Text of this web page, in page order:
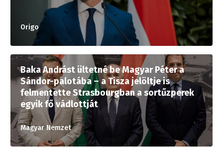
Origo
Baka Andrást ültetné be Magyar Péter a
Sándor-palotába – a Tisza jelöltje is
felmentette Strasbourgban a sortűzperek
egyik fő vádlottját
Magyar Nemzet